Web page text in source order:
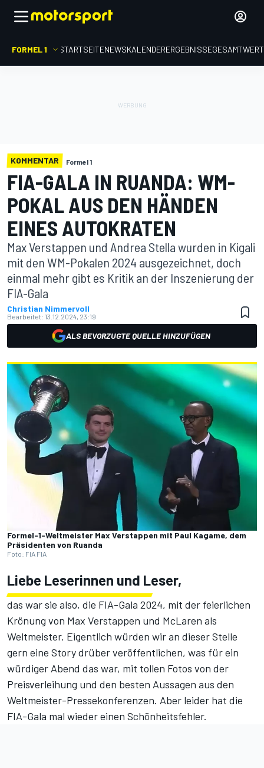
FORMEL 1 STARTSEITENEWSKALENDERERGEBNISSE
KOMMENTAR Formel 1
FIA-GALA IN RUANDA: WM-
POKAL AUS DEN HÄNDEN
EINES AUTOKRATEN
Max Verstappen und Andrea Stella wurden in Kigali
mit den WM-Pokalen 2024 ausgezeichnet, doch
einmal mehr gibt es Kritik an der Inszenierung der
FIA-Gala
Christian Nimmervoll
Bearbeitet: 13.12.2024, 23:19
ALS BEVORZUGTE QUELLE HINZUFÜGEN
Formel-1-Weltmeister Max Verstappen mit Paul Kagame, dem
Präsidenten von Ruanda
Foto: FIA FIA
Liebe Leserinnen und Leser,
das war sie also, die FIA-Gala 2024, mit der feierlichen
Krönung von Max Verstappen und McLaren als
Weltmeister. Eigentlich würden wir an dieser Stelle
gern eine Story drüber veröffentlichen, was für ein
würdiger Abend das war, mit tollen Fotos von der
Preisverleihung und den besten Aussagen aus den
Weltmeister-Pressekonferenzen. Aber leider hat die
FIA-Gala mal wieder einen Schönheitsfehler.